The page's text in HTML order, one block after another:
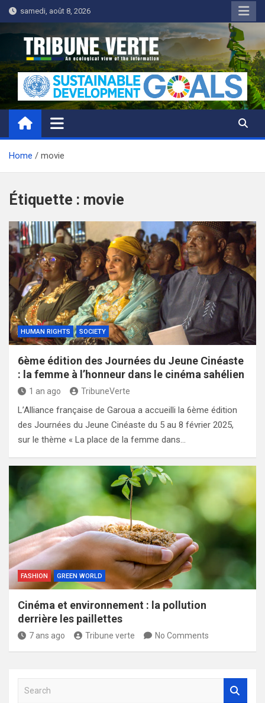
Skip
to
content
samedi, août 8, 2026
Tribune Verte
Un regard écologique de l'information
Home movie
Étiquette : movie
HUMAN RIGHTS SOCIETY
6ème édition des Journées du Jeune Cinéaste
: la femme à l’honneur dans le cinéma sahélien
1 an ago TribuneVerte
L’Alliance française de Garoua a accueilli la 6ème édition
des Journées du Jeune Cinéaste du 5 au 8 février 2025,
sur le thème « La place de la femme dans…
FASHION GREEN WORLD
Cinéma et environnement : la pollution
derrière les paillettes
7 ans ago Tribune verte No Comments